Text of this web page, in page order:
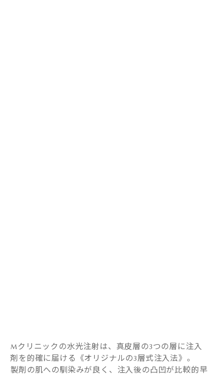
Mクリニックの水光注射は、真皮層の3つの層に注入
剤を的確に届ける《オリジナルの3層式注入法》。
製剤の肌への馴染みが良く、注入後の凸凹が比較的早